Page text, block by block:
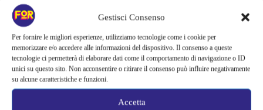
Gestisci Consenso
Per fornire le migliori esperienze, utilizziamo tecnologie come i cookie per
memorizzare e/o accedere alle informazioni del dispositivo. Il consenso a queste
tecnologie ci permetterà di elaborare dati come il comportamento di navigazione o ID
unici su questo sito. Non acconsentire o ritirare il consenso può influire negativamente
su alcune caratteristiche e funzioni.
Accetta